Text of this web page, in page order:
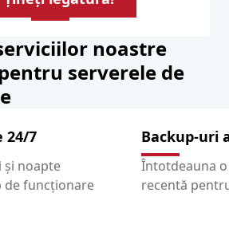
noastre
serverele de
24/7
și noapte
funcționare
Backup-uri
Întotdeauna
recentă